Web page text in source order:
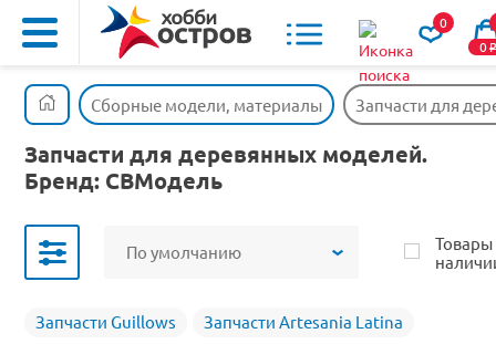
0
0o
Сборные модели, материалы Запчасти для
Запчасти для деревянных моделей.
Бренд: СВМодель
По умолчанию
Товары
Запчасти Guillows Запчасти Artesania Latina